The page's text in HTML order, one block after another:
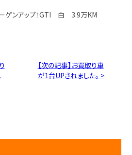
ゲンアップ！GTI 白 3.9万KM
【次の記事】お買取り車
が1台UPされました。 >